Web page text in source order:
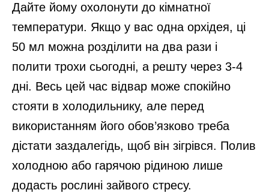
Дайте йому охолонути до кімнатної
температури. Якщо у вас одна орхідея, ці
50 мл можна розділити на два рази і
полити трохи сьогодні, а решту через 3-4
дні. Весь цей час відвар може спокійно
стояти в холодильнику, але перед
використанням його обов’язково треба
дістати заздалегідь, щоб він зігрівся. Полив
холодною або гарячою рідиною лише
додасть рослині зайвого стресу.